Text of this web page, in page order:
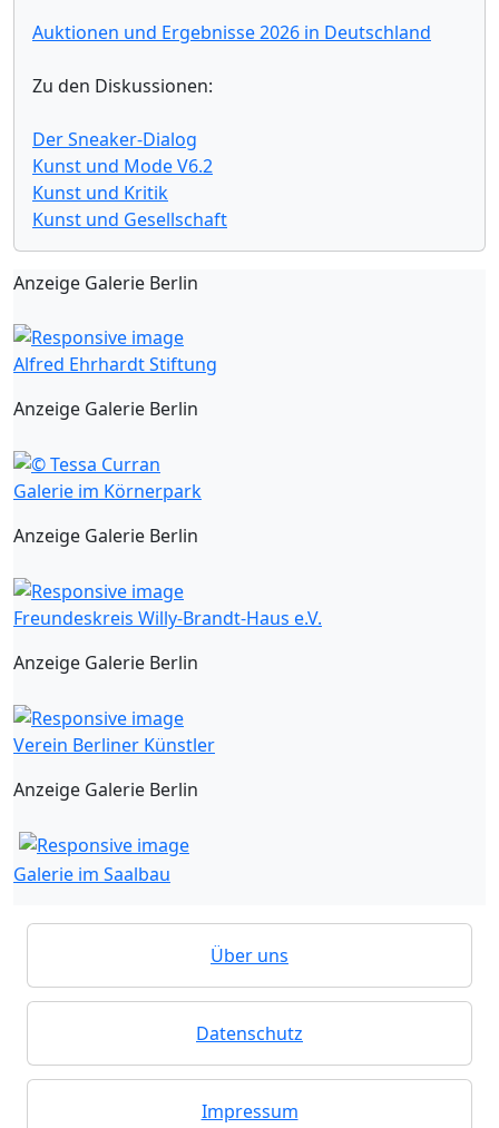
Auktionen und Ergebnisse 2026 in Deutschland
Zu den Diskussionen:
Der Sneaker-Dialog
Kunst und Mode V6.2
Kunst und Kritik
Kunst und Gesellschaft
Anzeige Galerie Berlin
Alfred Ehrhardt Stiftung
Anzeige Galerie Berlin
Galerie im Körnerpark
Anzeige Galerie Berlin
Freundeskreis Willy-Brandt-Haus e.V.
Anzeige Galerie Berlin
Verein Berliner Künstler
Anzeige Galerie Berlin
Galerie im Saalbau
Über uns
Datenschutz
Impressum